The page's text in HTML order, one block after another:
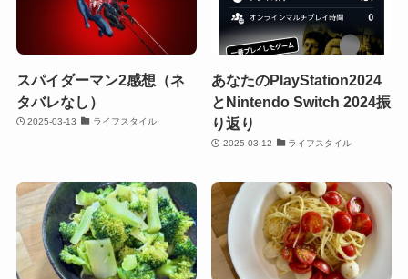
スパイダーマン2感想（ネ
タバレなし）
2025-03-13 ライフスタイル
あなたのPlayStation2024
とNintendo Switch 2024振
り返り
2025-03-12 ライフスタイル